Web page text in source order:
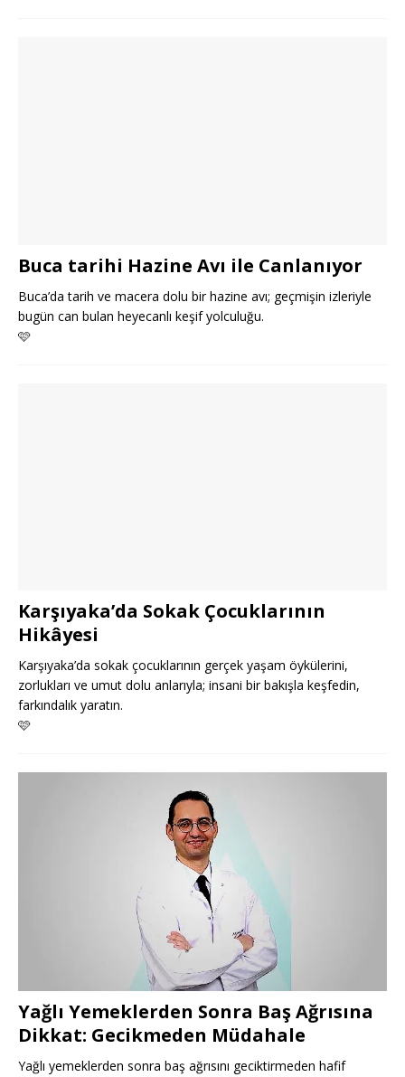
Buca tarihi Hazine Avı ile Canlanıyor
Buca’da tarih ve macera dolu bir hazine avı; geçmişin izleriyle
bugün can bulan heyecanlı keşif yolculuğu.
🩷
Karşıyaka’da Sokak Çocuklarının
Hikâyesi
Karşıyaka’da sokak çocuklarının gerçek yaşam öykülerini,
zorlukları ve umut dolu anlarıyla; insani bir bakışla keşfedin,
farkındalık yaratın.
🩷
Yağlı Yemeklerden Sonra Baş Ağrısına
Dikkat: Gecikmeden Müdahale
Yağlı yemeklerden sonra baş ağrısını geciktirmeden hafif